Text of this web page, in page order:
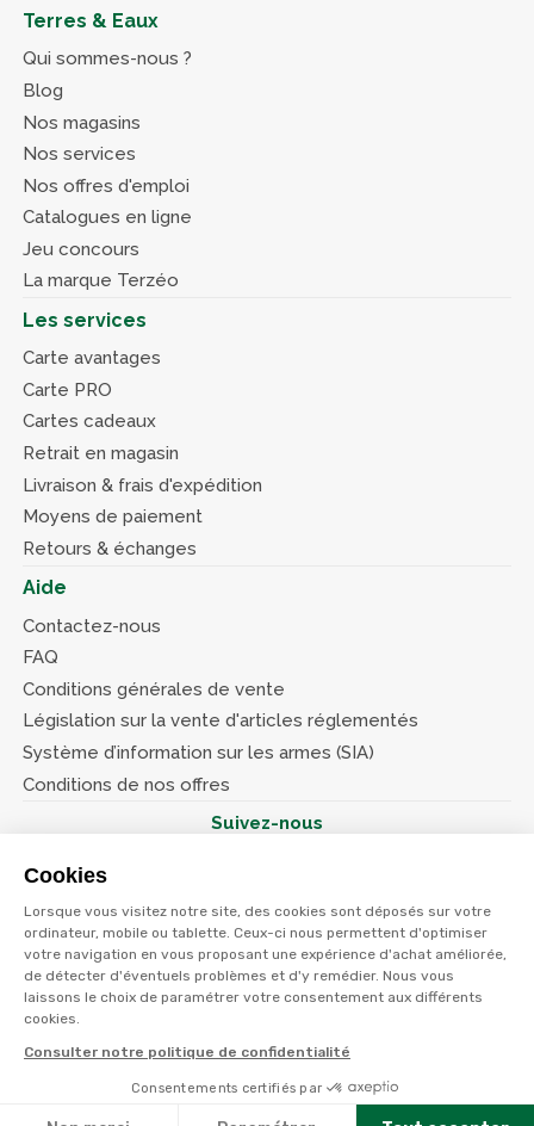
Cookies
Lorsque vous visitez notre site, des cookies sont déposés sur votre
ordinateur, mobile ou tablette. Ceux-ci nous permettent d'optimiser
votre navigation en vous proposant une expérience d'achat améliorée,
de détecter d'éventuels problèmes et d'y remédier. Nous vous
laissons le choix de paramétrer votre consentement aux différents
cookies.
Consulter notre politique de confidentialité
Consentements certifiés par
Terres & Eaux
Qui sommes-nous ?
Blog
Nos magasins
Nos services
Nos offres d'emploi
Catalogues en ligne
Jeu concours
La marque Terzéo
Les services
Carte avantages
Carte PRO
Cartes cadeaux
Retrait en magasin
Livraison & frais d'expédition
Moyens de paiement
Retours & échanges
Aide
Contactez-nous
FAQ
Conditions générales de vente
Législation sur la vente d'articles réglementés
Système d’information sur les armes (SIA)
Conditions de nos offres
Suivez-nous
© Terres et eaux 2026
Politique de confidentialité
Mentions légales
CGV